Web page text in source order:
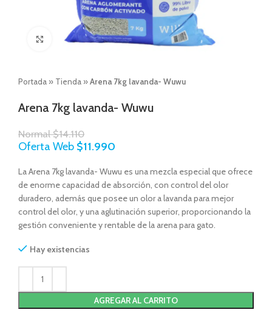
Click to enlarge
Portada » Tienda »Arena 7kg lavanda- Wuwu
Arena 7kg lavanda- Wuwu
Normal$14.110
Oferta Web $11.990
La Arena 7kg lavanda- Wuwu es una mezcla especial que ofrece
de enorme capacidad de absorción, con control del olor
duradero, además que posee un olor a lavanda para mejor
control del olor, y una aglutinación superior, proporcionando la
gestión conveniente y rentable de la arena para gato.
Hay existencias
AGREGAR AL CARRITO